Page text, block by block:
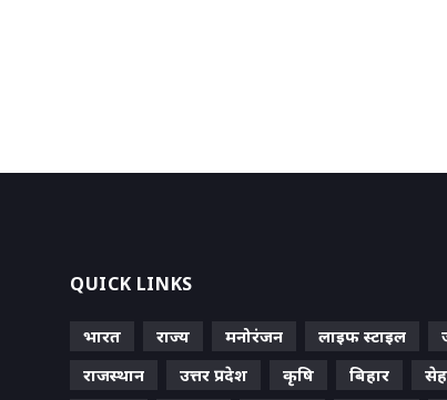
QUICK LINKS
भारत राज्य मनोरंजन लाइफ स्‍टाइल
राजस्थान
उत्तर प्रदेश कृषि बिहार